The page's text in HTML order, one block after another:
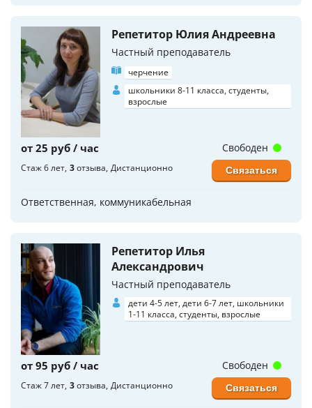
Репетитор Юлия Андреевна
Частный преподаватель
черчение
школьники 8-11 класса, студенты,
взрослые
от 25 руб / час
Стаж 6 лет 3отзыва Дистанционно
Ответственная, коммуникабельная
Свободен
Связаться
Репетитор Илья
Александрович
Частный преподаватель
дети 4-5 лет, дети 6-7 лет, школьники
1-11 класса, студенты, взрослые
от 95 руб / час
Стаж 7 лет 3отзыва Дистанционно
Свободен
Связаться